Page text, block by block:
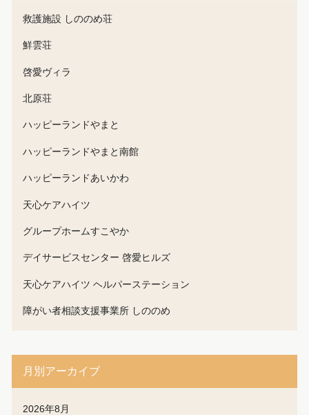
救護施設 しののめ荘
鮮雲荘
啓愛ヴィラ
北原荘
ハッピーランドやまと
ハッピーランドやまと南館
ハッピーランドあいかわ
天心ケアハイツ
グループホームすこやか
デイサービスセンター 啓愛ヒルズ
天心ケアハイツ ヘルパーステーション
障がい者相談支援事業所 しののめ
月別アーカイブ
2026年8月